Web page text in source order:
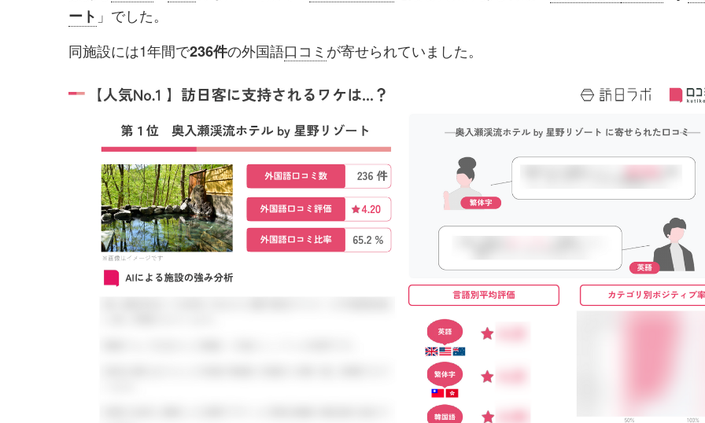
ート 」でした。
同施設には1年間で236件の外国語口コミ が寄せられていました。